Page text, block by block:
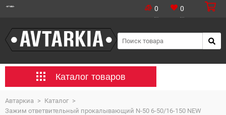
0 0
Каталог товаров
Автаркиа > Каталог >
Зажим ответвительный прокалывающий N-50 6-50/16-150 NEW